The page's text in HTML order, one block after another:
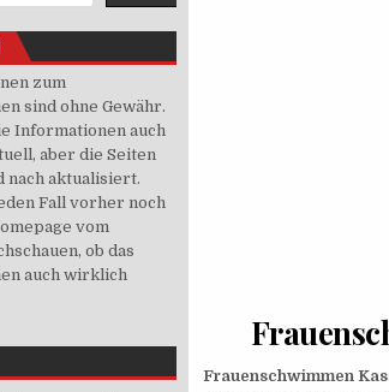
Frauenschwimmen
zum
sind ohne Gewähr.
Informationen auch
aber die Seiten
nach aktualisiert.
Fall vorher noch
vom
ob das
auch wirklich